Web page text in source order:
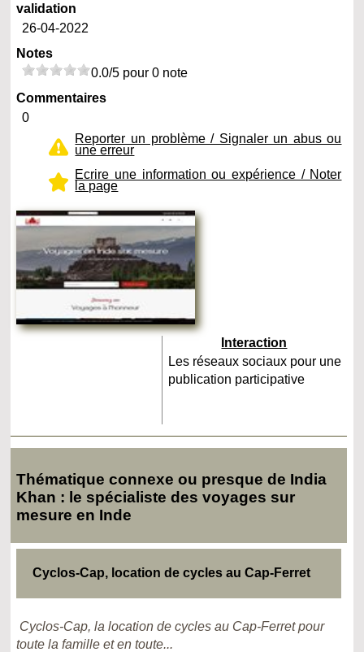
validation
26-04-2022
Notes
0.0/5 pour 0 note
Commentaires
0
Reporter un problème / Signaler un abus ou
une erreur
Ecrire une information ou expérience / Noter
la page
Interaction
Les réseaux sociaux pour une
publication participative
Thématique connexe ou presque de India
Khan : le spécialiste des voyages sur
mesure en Inde
Cyclos-Cap, location de cycles au Cap-Ferret
Cyclos-Cap, la location de cycles au Cap-Ferret pour
toute la famille et en toute...